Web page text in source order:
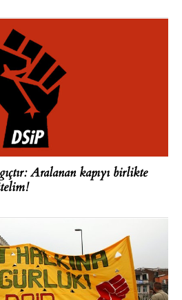
Aralanan kapıyı birlikte